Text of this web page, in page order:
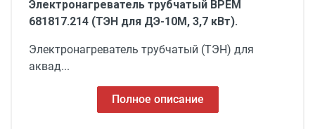
Электронагреватель трубчатый ВРЕМ
681817.214 (ТЭН для ДЭ-10М, 3,7 кВт).
Электронагреватель трубчатый (ТЭН) для
аквад...
Полное описание